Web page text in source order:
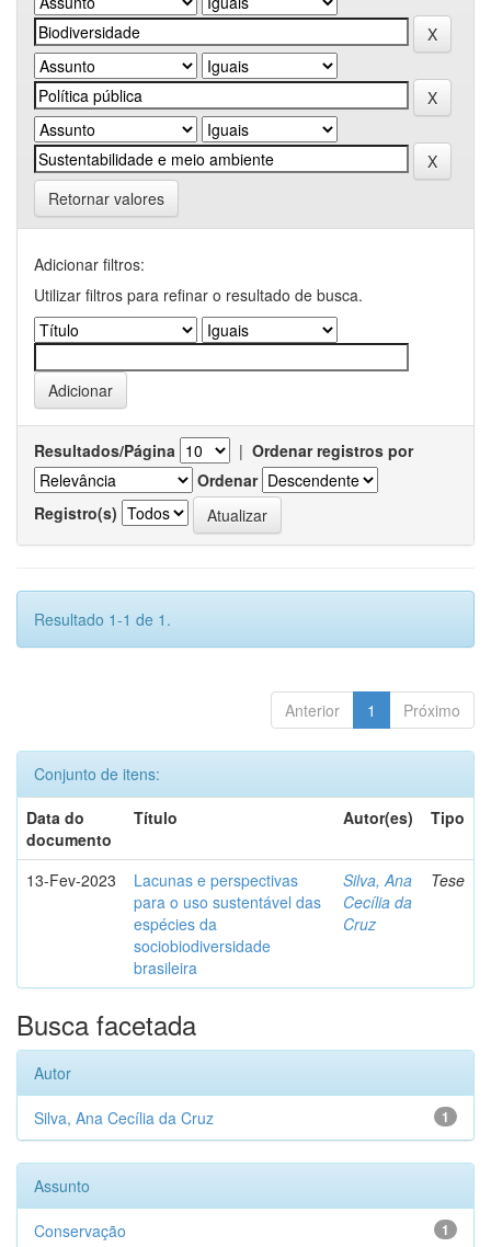
Retornar valores
Adicionar filtros:
Utilizar filtros para refinar o resultado de busca.
Resultados/Página | Ordenar registros por
Ordenar
Registro(s)
Resultado 1-1 de 1.
Anterior 1 Próximo
Conjunto de itens:
Data do
documento
Título Autor(es) Tipo
13-Fev-2023
Lacunas e perspectivas
para o uso sustentável das
espécies da
sociobiodiversidade
brasileira
Silva, Ana
Cecília da
Cruz
Tese
Busca facetada
Autor
1
Silva, Ana Cecília da Cruz
Assunto
1
Conservação